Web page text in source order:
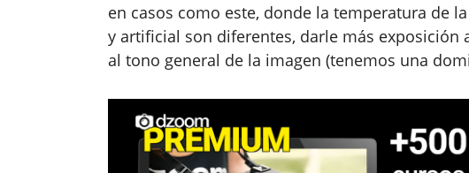
en casos como este, donde la temperatura de
y artificial son diferentes, darle más exposición
al tono general de la imagen (tenemos una